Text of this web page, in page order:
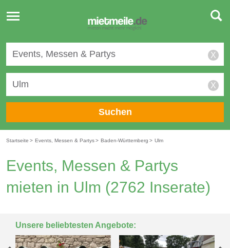
Toggle
navigation
X
X
Suchen
Startseite > Events, Messen & Partys> Baden-Württemberg > Ulm
Events, Messen & Partys
mieten in Ulm (2762 Inserate)
Unsere beliebtesten Angebote: